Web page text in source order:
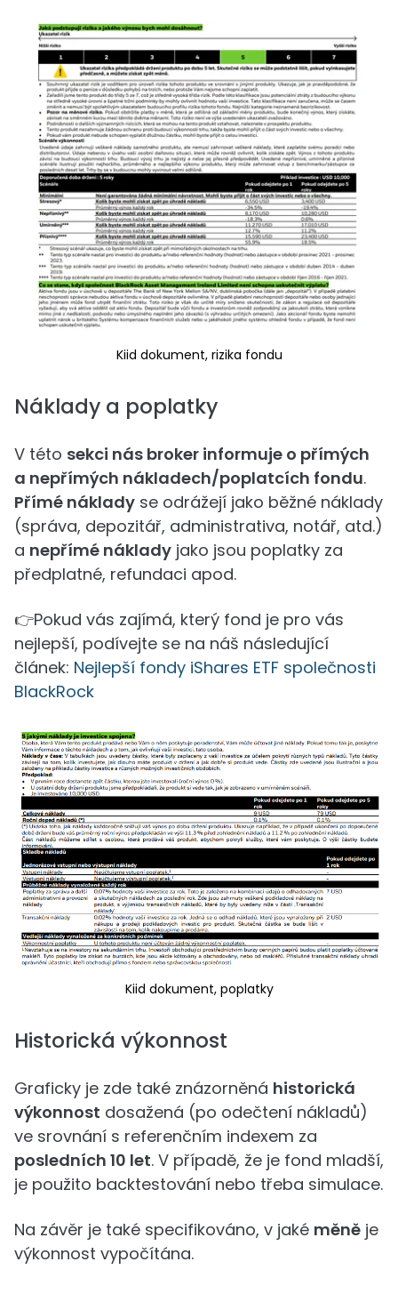
Kiid dokument, rizika fondu
Náklady a poplatky
V této sekci nás broker informuje o přímých
a nepřímých nákladech/poplatcích fondu.
Přímé náklady se odrážejí jako běžné náklady
(správa, depozitář, administrativa, notář, atd.)
a nepřímé náklady jako jsou poplatky za
předplatné, refundaci apod.
👉Pokud vás zajímá, který fond je pro vás
nejlepší, podívejte se na náš následující
článek: Nejlepší fondy iShares ETF společnosti
BlackRock
Kiid dokument, poplatky
Historická výkonnost
Graficky je zde také znázorněná historická
výkonnost dosažená (po odečtení nákladů)
ve srovnání s referenčním indexem za
posledních 10 let. V případě, že je fond mladší,
je použito backtestování nebo třeba simulace.
Na závěr je také specifikováno, v jaké měně je
výkonnost vypočítána.